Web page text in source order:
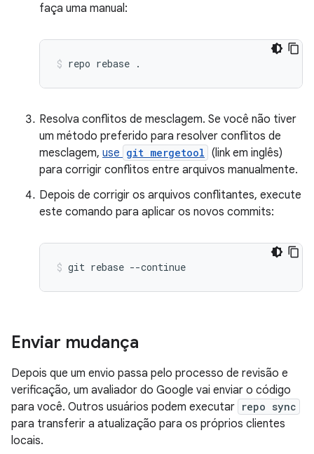
faça uma manual:
repo rebase .
Resolva conflitos de mesclagem. Se você não tiver
um método preferido para resolver conflitos de
mesclagem, use git mergetool (link em inglês)
para corrigir conflitos entre arquivos manualmente.
Depois de corrigir os arquivos conflitantes, execute
este comando para aplicar os novos commits:
git rebase --continue
Enviar mudança
Depois que um envio passa pelo processo de revisão e
verificação, um avaliador do Google vai enviar o código
para você. Outros usuários podem executar repo sync
para transferir a atualização para os próprios clientes
locais.